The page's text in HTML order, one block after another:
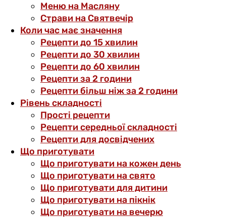
Меню на Масляну
Страви на Святвечір
Коли час має значення
Рецепти до 15 хвилин
Рецепти до 30 хвилин
Рецепти до 60 хвилин
Рецепти за 2 години
Рецепти більш ніж за 2 години
Рівень складності
Прості рецепти
Рецепти середньої складності
Рецепти для досвідчених
Що приготувати
Що приготувати на кожен день
Що приготувати на свято
Що приготувати для дитини
Що приготувати на пікнік
Що приготувати на вечерю